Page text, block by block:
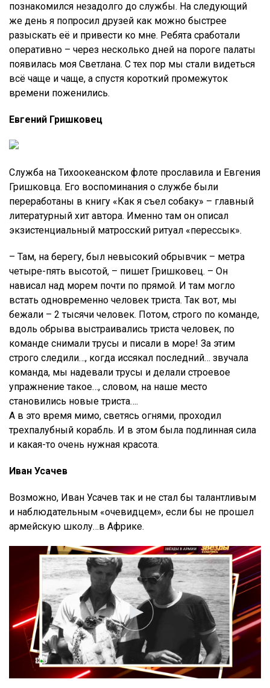
познакомился незадолго до службы. На следующий
же день я попросил друзей как можно быстрее
разыскать её и привести ко мне. Ребята сработали
оперативно – через несколько дней на пороге палаты
появилась моя Светлана. С тех пор мы стали видеться
всё чаще и чаще, а спустя короткий промежуток
времени поженились.
Евгений Гришковец
Служба на Тихоокеанском флоте прославила и Евгения
Гришковца. Его воспоминания о службе были
переработаны в книгу «Как я съел собаку» – главный
литературный хит автора. Именно там он описал
экзистенциальный матросский ритуал «перессык».
– Там, на берегу, был невысокий обрывчик – метра
четыре-пять высотой, – пишет Гришковец. – Он
нависал над морем почти по прямой. И там могло
встать одновременно человек триста. Так вот, мы
бежали – 2 тысячи человек. Потом, строго по команде,
вдоль обрыва выстраивались триста человек, по
команде снимали трусы и писали в море! За этим
строго следили…, когда иссякал последний… звучала
команда, мы надевали трусы и делали строевое
упражнение такое…, словом, на наше место
становились новые триста….
А в это время мимо, светясь огнями, проходил
трехпалубный корабль. И в этом была подлинная сила
и какая-то очень нужная красота.
Иван Усачев
Возможно, Иван Усачев так и не стал бы талантливым
и наблюдательным «очевидцем», если бы не прошел
армейскую школу…в Африке.